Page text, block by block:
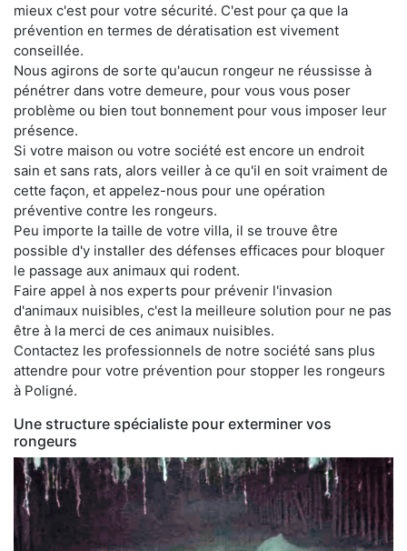
mieux c'est pour votre sécurité. C'est pour ça que la
prévention en termes de dératisation est vivement
conseillée.
Nous agirons de sorte qu'aucun rongeur ne réussisse à
pénétrer dans votre demeure, pour vous vous poser
problème ou bien tout bonnement pour vous imposer leur
présence.
Si votre maison ou votre société est encore un endroit
sain et sans rats, alors veiller à ce qu'il en soit vraiment de
cette façon, et appelez-nous pour une opération
préventive contre les rongeurs.
Peu importe la taille de votre villa, il se trouve être
possible d'y installer des défenses efficaces pour bloquer
le passage aux animaux qui rodent.
Faire appel à nos experts pour prévenir l'invasion
d'animaux nuisibles, c'est la meilleure solution pour ne pas
être à la merci de ces animaux nuisibles.
Contactez les professionnels de notre société sans plus
attendre pour votre prévention pour stopper les rongeurs
à Poligné.
Une structure spécialiste pour exterminer vos
rongeurs